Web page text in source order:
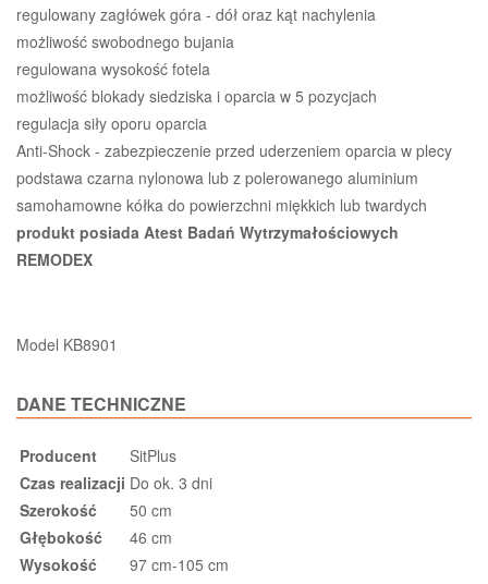
regulowany zagłówek góra - dół oraz kąt nachylenia
możliwość swobodnego bujania
regulowana wysokość fotela
możliwość blokady siedziska i oparcia w 5 pozycjach
regulacja siły oporu oparcia
Anti-Shock - zabezpieczenie przed uderzeniem oparcia w plecy
podstawa czarna nylonowa lub z polerowanego aluminium
samohamowne kółka do powierzchni miękkich lub twardych
produkt posiada Atest Badań Wytrzymałościowych
REMODEX
Model KB8901
DANE TECHNICZNE
Producent
SitPlus
Czas realizacji Do ok. 3 dni
Szerokość
50 cm
Głębokość
46 cm
Wysokość
97 cm-105 cm